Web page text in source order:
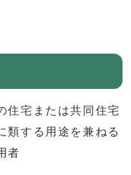
住宅または共同住宅
類する用途を兼ねる
者